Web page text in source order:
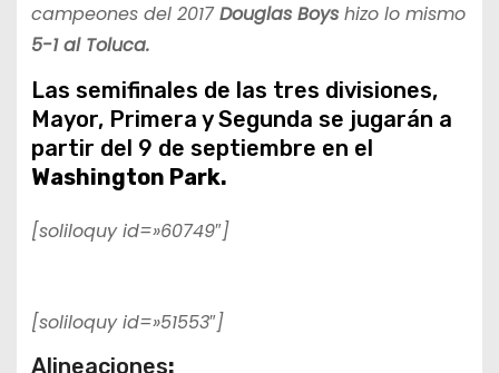
campeones del 2017Douglas Boyshizo lo mismo
5-1 al Toluca.
Las semifinales de las tres divisiones,
Mayor, Primera y Segunda se jugarán a
partir del 9 de septiembre en el
Washington Park.
[soliloquy id=»60749″]
[soliloquy id=»51553″]
Alineaciones: